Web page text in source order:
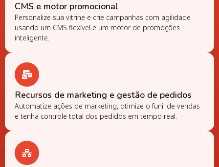
CMS e motor promocional
Personalize sua vitrine e crie campanhas com agilidade
usando um CMS flexível e um motor de promoções
inteligente.
Recursos de marketing e gestão de pedidos
Automatize ações de marketing, otimize o funil de vendas
e tenha controle total dos pedidos em tempo real.